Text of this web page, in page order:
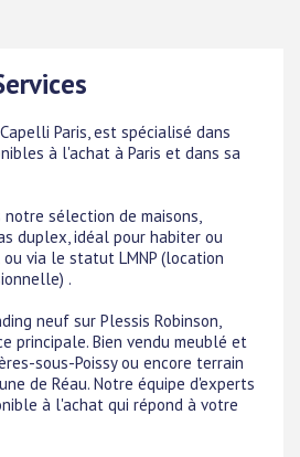
Paris, est spécialisé dans
à l'achat à Paris et dans sa
notre sélection de maisons,
duplex, idéal pour habiter ou
via le statut LMNP (location
.
neuf sur Plessis Robinson,
principale. Bien vendu meublé et
sous-Poissy ou encore terrain
de Réau. Notre équipe d'experts
à l'achat qui répond à votre